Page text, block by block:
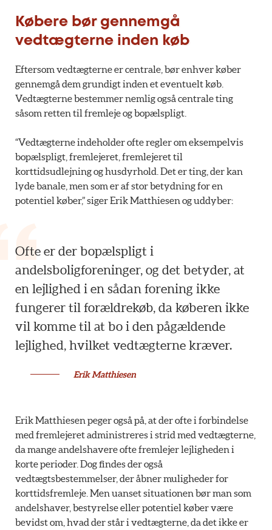
Købere bør gennemgå
vedtægterne inden køb
Eftersom vedtægterne er centrale, bør enhver køber
gennemgå dem grundigt inden et eventuelt køb.
Vedtægterne bestemmer nemlig også centrale ting
såsom retten til fremleje og bopælspligt.
“Vedtægterne indeholder ofte regler om eksempelvis
bopælspligt, fremlejeret, fremlejeret til
korttidsudlejning og husdyrhold. Det er ting, der kan
lyde banale, men som er af stor betydning for en
potentiel køber,” siger Erik Matthiesen og uddyber:
Ofte er der bopælspligt i
andelsboligforeninger, og det betyder, at
en lejlighed i en sådan forening ikke
fungerer til forældrekøb, da køberen ikke
vil komme til at bo i den pågældende
lejlighed, hvilket vedtægterne kræver.
Erik Matthiesen
Erik Matthiesen peger også på, at der ofte i forbindelse
med fremlejeret administreres i strid med vedtægterne,
da mange andelshavere ofte fremlejer lejligheden i
korte perioder. Dog findes der også
vedtægtsbestemmelser, der åbner muligheder for
korttidsfremleje. Men uanset situationen bør man som
andelshaver, bestyrelse eller potentiel køber være
bevidst om, hvad der står i vedtægterne, da det ikke er